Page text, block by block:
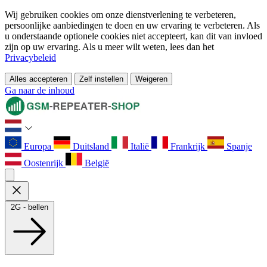
Wij gebruiken cookies om onze dienstverlening te verbeteren,
persoonlijke aanbiedingen te doen en uw ervaring te verbeteren. Als
u onderstaande optionele cookies niet accepteert, kan dit van invloed
zijn op uw ervaring. Als u meer wilt weten, lees dan het
Privacybeleid
Alles accepteren Zelf instellen Weigeren
Ga naar de inhoud
Europa Duitsland Italië Frankrijk
Spanje
Oostenrijk
België
2G - bellen